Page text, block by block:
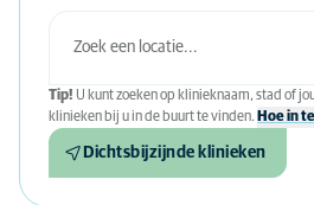
Tip! U kunt zoeken op klinieknaam, stad of
klinieken bij u in de buurt te vinden. Hoe in
Dichtsbijzijnde klinieken